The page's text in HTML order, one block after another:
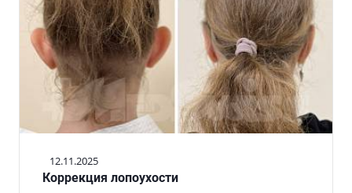
12.11.2025
Коррекция лопоухости